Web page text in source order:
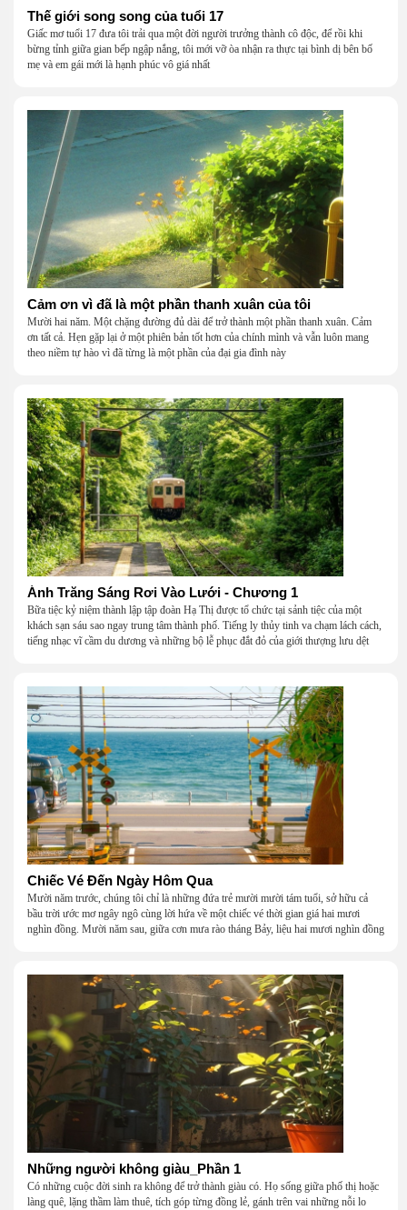
Thế giới song song của tuổi 17
Giấc mơ tuổi 17 đưa tôi trải qua một đời người trưởng thành cô độc, để rồi khi
bừng tỉnh giữa gian bếp ngập nắng, tôi mới vỡ òa nhận ra thực tại bình dị bên bố
mẹ và em gái mới là hạnh phúc vô giá nhất
Cảm ơn vì đã là một phần thanh xuân của tôi
Mười hai năm. Một chặng đường đủ dài để trở thành một phần thanh xuân. Cảm
ơn tất cả. Hẹn gặp lại ở một phiên bản tốt hơn của chính mình và vẫn luôn mang
theo niềm tự hào vì đã từng là một phần của đại gia đình này
Ánh Trăng Sáng Rơi Vào Lưới - Chương 1
Bữa tiệc kỷ niệm thành lập tập đoàn Hạ Thị được tổ chức tại sảnh tiệc của một
khách sạn sáu sao ngay trung tâm thành phố. Tiếng ly thủy tinh va chạm lách cách,
tiếng nhạc vĩ cầm du dương và những bộ lễ phục đắt đỏ của giới thượng lưu dệt
Chiếc Vé Đến Ngày Hôm Qua
Mười năm trước, chúng tôi chỉ là những đứa trẻ mười mười tám tuổi, sở hữu cả
bầu trời ước mơ ngây ngô cùng lời hứa về một chiếc vé thời gian giá hai mươi
nghìn đồng. Mười năm sau, giữa cơn mưa rào tháng Bảy, liệu hai mươi nghìn đồng
Những người không giàu_Phần 1
Có những cuộc đời sinh ra không để trở thành giàu có. Họ sống giữa phố thị hoặc
làng quê, lặng thầm làm thuê, tích góp từng đồng lẻ, gánh trên vai những nỗi lo